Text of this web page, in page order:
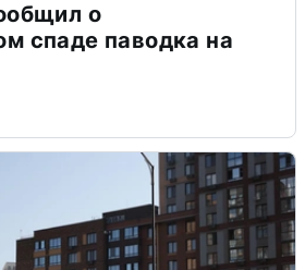
о
спаде паводка на